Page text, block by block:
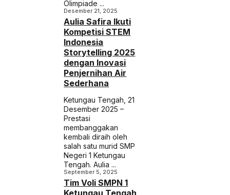
Olimpiade ...
Desember 21, 2025
Aulia Safira Ikuti
Kompetisi STEM
Indonesia
Storytelling 2025
dengan Inovasi
Penjernihan Air
Sederhana
Ketungau Tengah, 21
Desember 2025 –
Prestasi
membanggakan
kembali diraih oleh
salah satu murid SMP
Negeri 1 Ketungau
Tengah. Aulia ...
September 5, 2025
Tim Voli SMPN 1